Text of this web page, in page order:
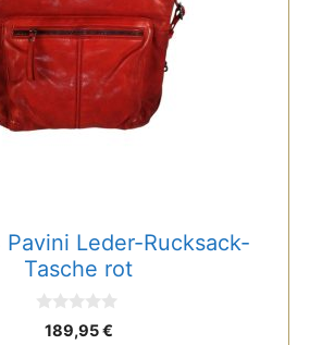
Pavini Leder-Rucksack-
Tasche rot
189,95€